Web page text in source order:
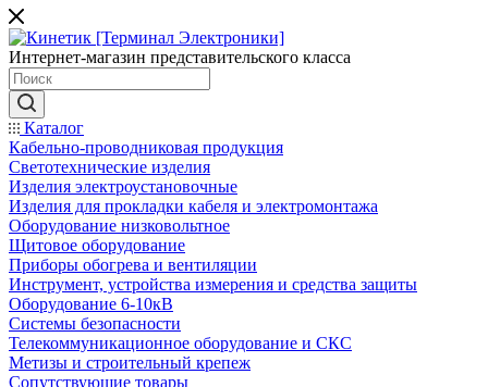
Интернет-магазин представительского класса
Каталог
Кабельно-проводниковая продукция
Светотехнические изделия
Изделия электроустановочные
Изделия для прокладки кабеля и электромонтажа
Оборудование низковольтное
Щитовое оборудование
Приборы обогрева и вентиляции
Инструмент, устройства измерения и средства защиты
Оборудование 6-10кВ
Системы безопасности
Телекоммуникационное оборудование и СКС
Метизы и строительный крепеж
Сопутствующие товары